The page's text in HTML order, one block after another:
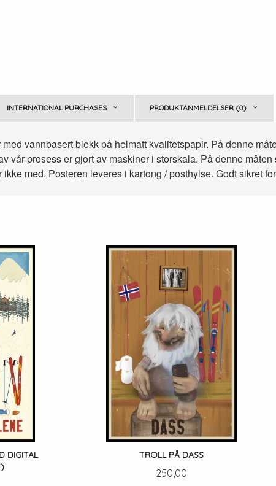
INTERNATIONAL PURCHASES PRODUKTANMELDELSER (0)
vannbasert blekk på helmatt kvalitetspapir. På denne
vår prosess er gjort av maskiner i storskala. På denne
med. Posteren leveres i kartong / posthylse. Godt sikret
DIGITAL
TROLL PÅ DASS
Pris
250,00